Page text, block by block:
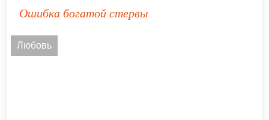
Ошибка богатой стервы
Любовь